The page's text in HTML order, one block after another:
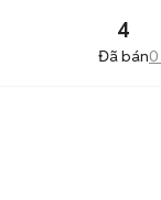
4
Đã bán0